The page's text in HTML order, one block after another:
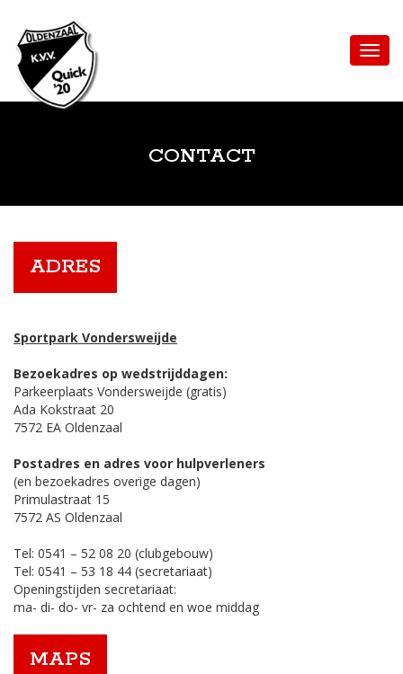
CONTACT
ADRES
Sportpark Vondersweijde
Bezoekadres op wedstrijddagen:
Parkeerplaats Vondersweijde (gratis)
Ada Kokstraat 20
7572 EA Oldenzaal
Postadres en adres voor hulpverleners
(en bezoekadres overige dagen)
Primulastraat 15
7572 AS Oldenzaal
Tel: 0541 – 52 08 20 (clubgebouw)
Tel: 0541 – 53 18 44 (secretariaat)
Openingstijden secretariaat:
ma- di- do- vr- za ochtend en woe middag
MAPS